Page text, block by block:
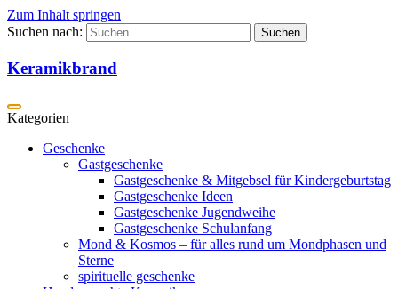
Zum Inhalt springen
Suchen nach:
Keramikbrand
Geschenke
Gastgeschenke
Gastgeschenke & Mitgebsel für Kindergeburtstag
Gastgeschenke Ideen
Gastgeschenke Jugendweihe
Gastgeschenke Schulanfang
Mond & Kosmos – für alles rund um Mondphasen und
Sterne
spirituelle geschenke